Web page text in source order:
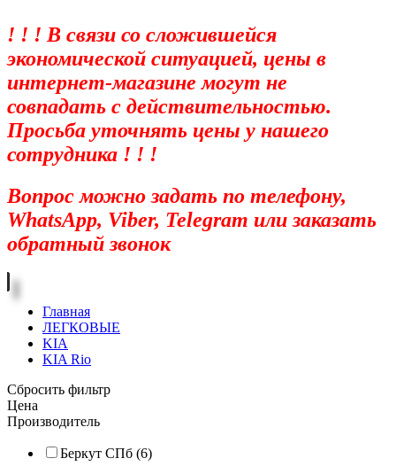
! ! ! В связи со сложившейся
экономической ситуацией, цены в
интернет-магазине могут не
совпадать с действительностью.
Просьба уточнять цены у нашего
сотрудника ! ! !
Вопрос можно задать по телефону,
WhatsApp, Viber, Telegram или заказать
обратный звонок
Главная
ЛЕГКОВЫЕ
KIA
KIA Rio
Сбросить фильтр
Цена
Производитель
Беркут СПб (6)